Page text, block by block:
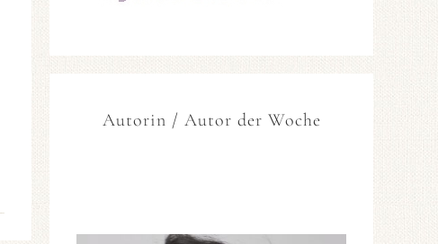
Autorin / Autor der Woche